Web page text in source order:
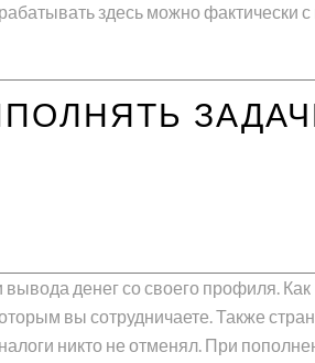
здесь можно фактически с
денег со своего профиля. Как
вы сотрудничаете. Также
никто не отменял. При